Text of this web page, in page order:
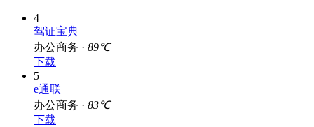
4
驾证宝典
办公商务 · 89℃
下载
5
e通联
办公商务 · 83℃
下载